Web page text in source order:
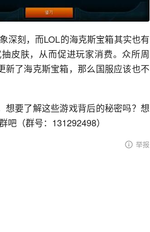
深刻，而LOL的海克斯宝箱其实也有
皮肤，从而促进玩家消费。众所周
了海克斯宝箱，那么国服应该也不
要了解这些游戏背后的秘密吗？想
（群号：131292498）
举报